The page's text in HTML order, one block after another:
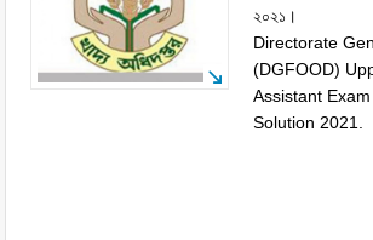
২০২১।
Directorate
(DGFOOD)
Assistant
Solution 2021.